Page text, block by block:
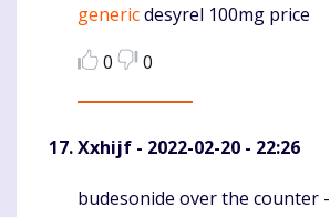
genericdesyrel 100mg price
0
0
Xxhijf - 2022-02-20 - 22:26
Komentaras
budesonide over the counter -